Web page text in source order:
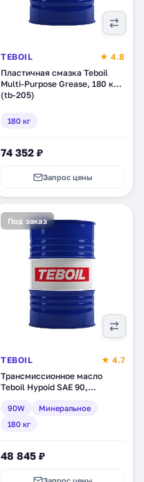
TEBOIL
★ 4.8
Пластичная смазка Teboil
Multi-Purpose Grease, 180 кг
(tb-205)
180 кг
74 352 ₽
Запрос цены
Под заказ
TEBOIL
★ 4.7
Трансмиссионное масло
Teboil Hypoid SAE 90,
90W
Минеральное
180 кг
48 845 ₽